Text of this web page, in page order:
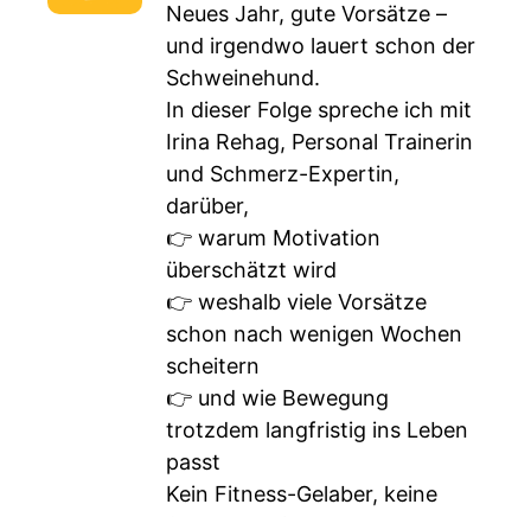
Neues Jahr, gute Vorsätze –
und irgendwo lauert schon der
Schweinehund.
In dieser Folge spreche ich mit
Irina Rehag, Personal Trainerin
und Schmerz-Expertin,
darüber,
👉 warum Motivation
überschätzt wird
👉 weshalb viele Vorsätze
schon nach wenigen Wochen
scheitern
👉 und wie Bewegung
trotzdem langfristig ins Leben
passt
Kein Fitness-Gelaber, keine